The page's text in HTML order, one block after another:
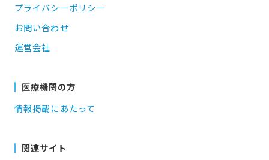
プライバシーポリシー
お問い合わせ
運営会社
医療機関の方
情報掲載にあたって
関連サイト